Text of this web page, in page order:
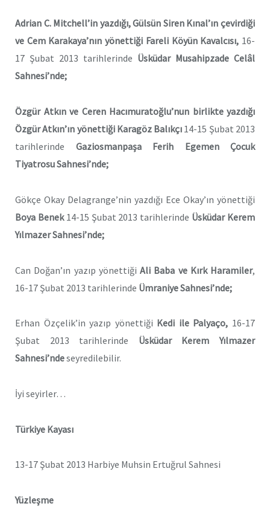
Adrian C. Mitchell’in yazdığı, Gülsün Siren Kınal’ın çevirdiği
ve Cem Karakaya’nın yönettiği Fareli Köyün Kavalcısı, 16-
17 Şubat 2013 tarihlerinde Üsküdar Musahipzade Celâl
Sahnesi’nde;
Özgür Atkın ve Ceren Hacımuratoğlu’nun birlikte yazdığı
Özgür Atkın’ın yönettiği Karagöz Balıkçı 14-15 Şubat 2013
tarihlerinde Gaziosmanpaşa Ferih Egemen Çocuk
Tiyatrosu Sahnesi’nde;
Gökçe Okay Delagrange’nin yazdığı Ece Okay’ın yönettiği
Boya Benek14-15 Şubat 2013 tarihlerinde Üsküdar Kerem
Yılmazer Sahnesi’nde;
Can Doğan’ın yazıp yönettiği Ali Baba ve Kırk Haramiler,
16-17 Şubat 2013 tarihlerinde Ümraniye Sahnesi’nde;
Erhan Özçelik’in yazıp yönettiği Kedi ile Palyaço, 16-17
Şubat 2013 tarihlerinde Üsküdar Kerem Yılmazer
Sahnesi’ndeseyredilebilir.
İyi seyirler…
Türkiye Kayası
13-17 Şubat 2013 Harbiye Muhsin Ertuğrul Sahnesi
Yüzleşme